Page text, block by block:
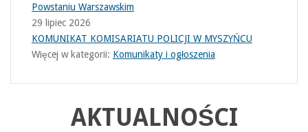
Powstaniu Warszawskim
29 lipiec 2026
KOMUNIKAT KOMISARIATU POLICJI W MYSZYŃCU
Więcej w kategorii: Komunikaty i ogłoszenia
AKTUALNOŚCI